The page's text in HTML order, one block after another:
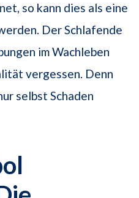
so kann dies als eine
Der Schlafende
im Wachleben
vergessen. Denn
selbst Schaden